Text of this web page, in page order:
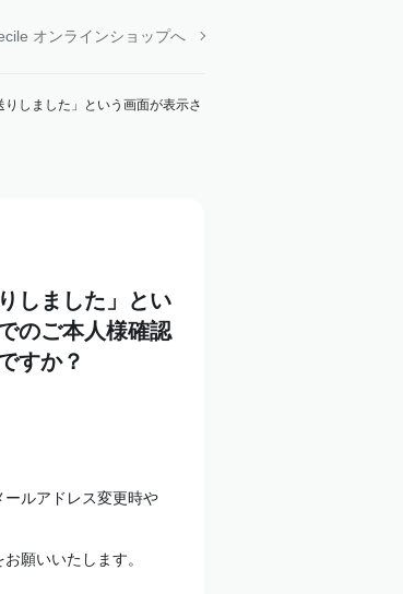
オンラインショップへ
しました」という画面が表示さ
しました」とい
のご本人様確認
すか？
ルアドレス変更時や
願いいたします。